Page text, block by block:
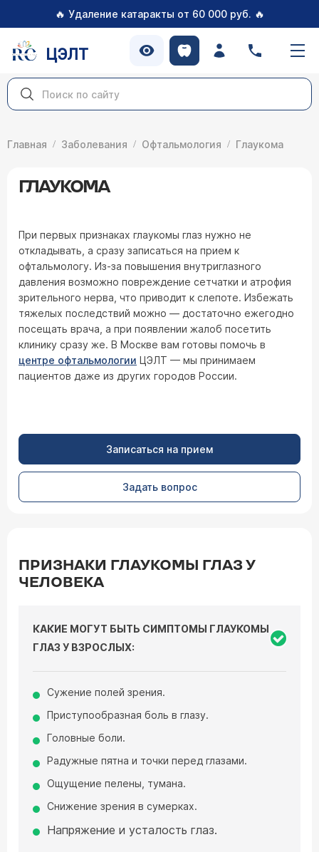
🔥 Удаление катаракты от 60 000 руб. 🔥
ЦЭЛТ
Главная Заболевания Офтальмология Глаукома
ГЛАУКОМА
При первых признаках глаукомы глаз нужно не
откладывать, а сразу записаться на прием к
офтальмологу. Из-за повышения внутриглазного
давления возможно повреждение сетчатки и атрофия
зрительного нерва, что приводит к слепоте. Избежать
тяжелых последствий можно — достаточно ежегодно
посещать врача, а при появлении жалоб посетить
клинику сразу же. В Москве вам готовы помочь в
центре офтальмологии ЦЭЛТ — мы принимаем
пациентов даже из других городов России.
Записаться на прием
Задать вопрос
ПРИЗНАКИ ГЛАУКОМЫ ГЛАЗ У
ЧЕЛОВЕКА
КАКИЕ МОГУТ БЫТЬ СИМПТОМЫ ГЛАУКОМЫ
ГЛАЗ У ВЗРОСЛЫХ:
Сужение полей зрения.
Приступообразная боль в глазу.
Головные боли.
Радужные пятна и точки перед глазами.
Ощущение пелены, тумана.
Снижение зрения в сумерках.
Напряжение и усталость глаз.